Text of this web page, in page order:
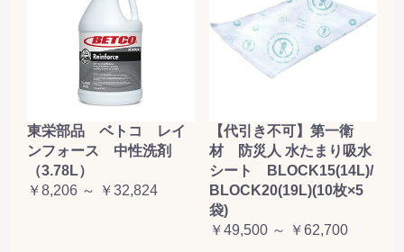
東栄部品 ベトコ レイ
ンフォース 中性洗剤
（3.78L）
￥8,206 ～ ￥32,824
【代引き不可】第一衛
材 防災人 水たまり吸水
シート BLOCK15(14L)/
BLOCK20(19L)(10枚×5
袋)
￥49,500 ～ ￥62,700